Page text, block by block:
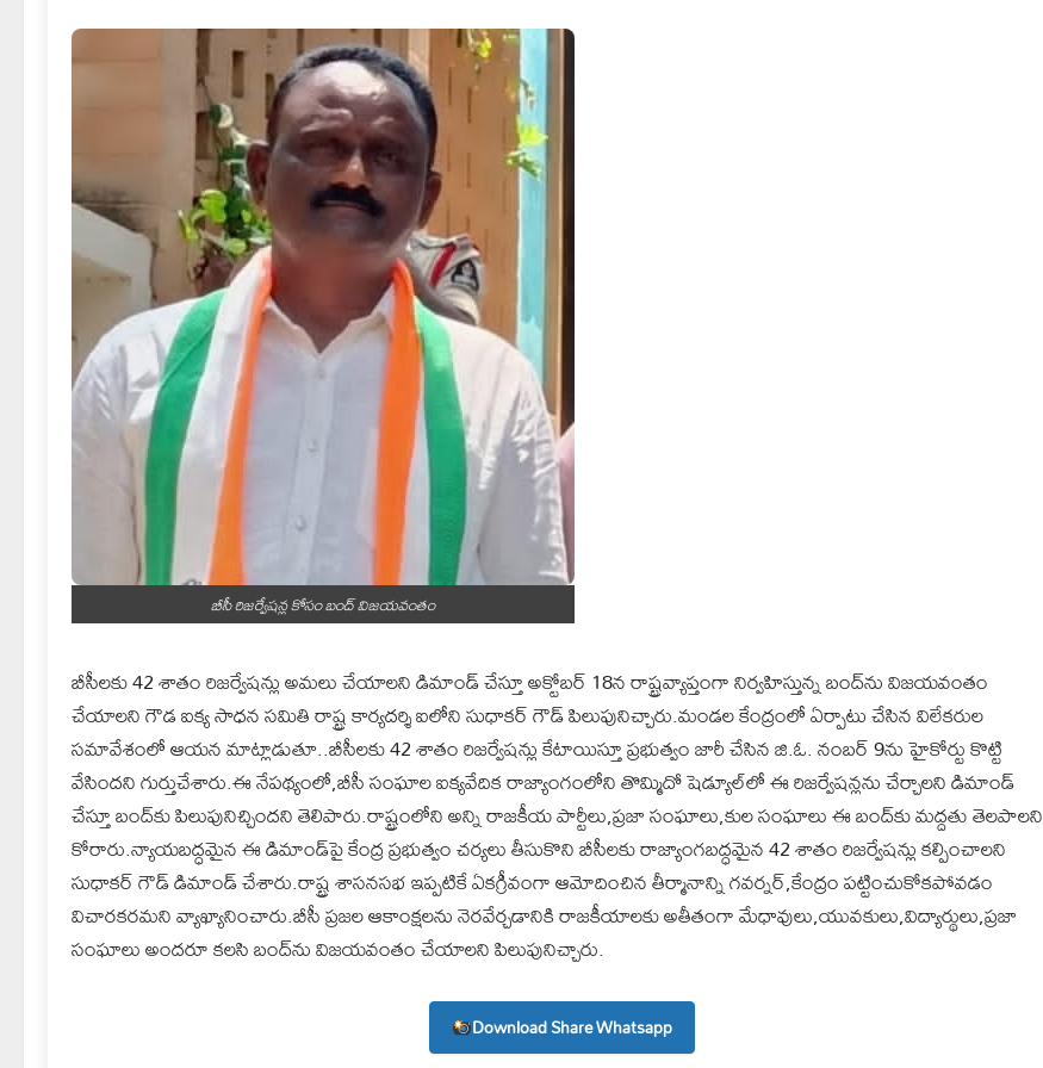
బీసీ రిజర్వేషన్ల కోసం బంద్ విజయవంతం
బీసీలకు 42 శాతం రిజర్వేషన్లు అమలు చేయాలని డిమాండ్ చేస్తూ అక్టోబర్ 18న రాష్ట్రవ్యాప్తంగా నిర్వహిస్తున్న బంద్‌ను విజయవంతం
చేయాలని గౌడ ఐక్య సాధన సమితి రాష్ట్ర కార్యదర్శి ఐలోని సుధాకర్ గౌడ్ పిలుపునిచ్చారు.మండల కేంద్రంలో ఏర్పాటు చేసిన విలేకరుల
సమావేశంలో ఆయన మాట్లాడుతూ..బీసీలకు 42 శాతం రిజర్వేషన్లు కేటాయిస్తూ ప్రభుత్వం జారీ చేసిన జి.ఓ. నంబర్ 9ను హైకోర్టు కొట్టి
వేసిందని గుర్తుచేశారు.ఈ నేపథ్యంలో,బీసీ సంఘాల ఐక్యవేదిక రాజ్యాంగంలోని తొమ్మిదో షెడ్యూల్‌లో ఈ రిజర్వేషన్లను చేర్చాలని డిమాండ్
చేస్తూ బంద్‌కు పిలుపునిచ్చిందని తెలిపారు.రాష్ట్రంలోని అన్ని రాజకీయ పార్టీలు,ప్రజా సంఘాలు,కుల సంఘాలు ఈ బంద్‌కు మద్దతు తెలపాలని
కోరారు.న్యాయబద్ధమైన ఈ డిమాండ్‌పై కేంద్ర ప్రభుత్వం చర్యలు తీసుకొని బీసీలకు రాజ్యాంగబద్ధమైన 42 శాతం రిజర్వేషన్లు కల్పించాలని
సుధాకర్ గౌడ్ డిమాండ్ చేశారు.రాష్ట్ర శాసనసభ ఇప్పటికే ఏకగ్రీవంగా ఆమోదించిన తీర్మానాన్ని గవర్నర్,కేంద్రం పట్టించుకోకపోవడం
విచారకరమని వ్యాఖ్యానించారు.బీసీ ప్రజల ఆకాంక్షలను నెరవేర్చడానికి రాజకీయాలకు అతీతంగా మేధావులు,యువకులు,విద్యార్థులు,ప్రజా
సంఘాలు అందరూ కలసి బంద్‌ను విజయవంతం చేయాలని పిలుపునిచ్చారు.
Download Share Whatsapp